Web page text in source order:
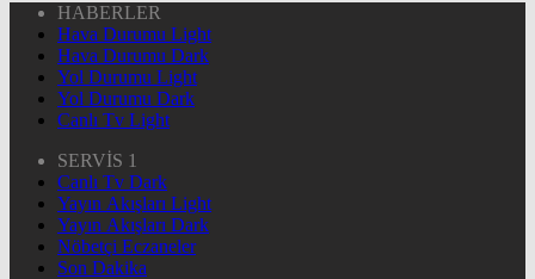
HABERLER
Hava Durumu Light
Hava Durumu Dark
Yol Durumu Light
Yol Durumu Dark
Canlı Tv Light
SERVİS 1
Canlı Tv Dark
Yayın Akışları Light
Yayın Akışları Dark
Nöbetçi Eczaneler
Son Dakika